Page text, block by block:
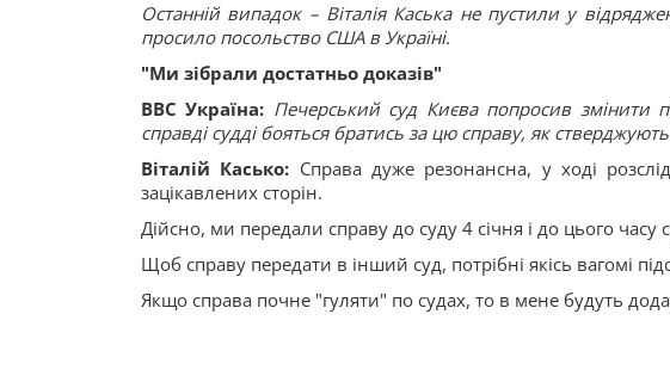
Останній випадок – Віталія Каська не пустили у
просило посольство США в Україні.
"Ми зібрали достатньо доказів"
ВВС Україна: Печерський суд Києва попросив змінити
справді судді бояться братись за цю справу, як стверджують
Віталій Касько: Справа дуже резонансна, у ході
зацікавлених сторін.
Дійсно, ми передали справу до суду 4 січня і до цього часу
Щоб справу передати в інший суд, потрібні якісь вагомі
Якщо справа почне "гуляти" по судах, то в мене будуть